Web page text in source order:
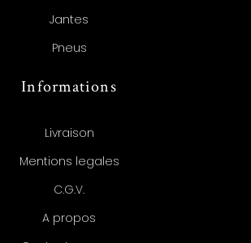
Jantes
Pneus
Informations
Livraison
Mentions legales
C.G.V.
A propos